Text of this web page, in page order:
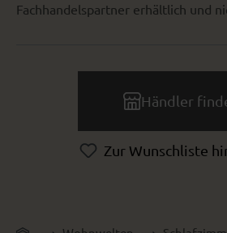
Fachhandelspartner erhältlich und
Händler
Zur Wunschliste